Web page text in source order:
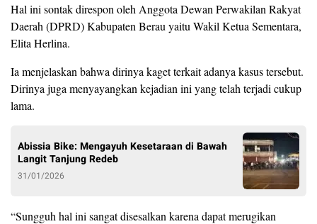
Hal ini sontak direspon oleh Anggota Dewan Perwakilan Rakyat
Daerah (DPRD) Kabupaten Berau yaitu Wakil Ketua Sementara,
Elita Herlina.
Ia menjelaskan bahwa dirinya kaget terkait adanya kasus tersebut.
Dirinya juga menyayangkan kejadian ini yang telah terjadi cukup
lama.
Abissia Bike: Mengayuh Kesetaraan di Bawah
Langit Tanjung Redeb
31/01/2026
“Sungguh hal ini sangat disesalkan karena dapat merugikan